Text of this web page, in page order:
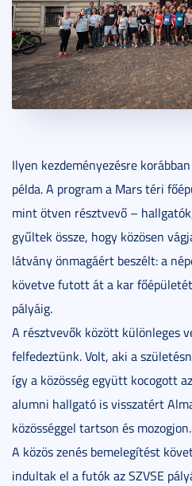
Ilyen kezdeményezésre
példa. A program a Mars téri
mint ötven résztvevő –
gyűltek össze, hogy közösen
látvány önmagáért beszélt: a
követve futott át a kar
pályáig.
A résztvevők között különleges
felfedeztünk. Volt, aki a
így a közösség együtt kocogott
alumni hallgató is visszatért
közösséggel tartson és mozogjon.
A közös zenés bemelegítést
indultak el a futók az SZVSE